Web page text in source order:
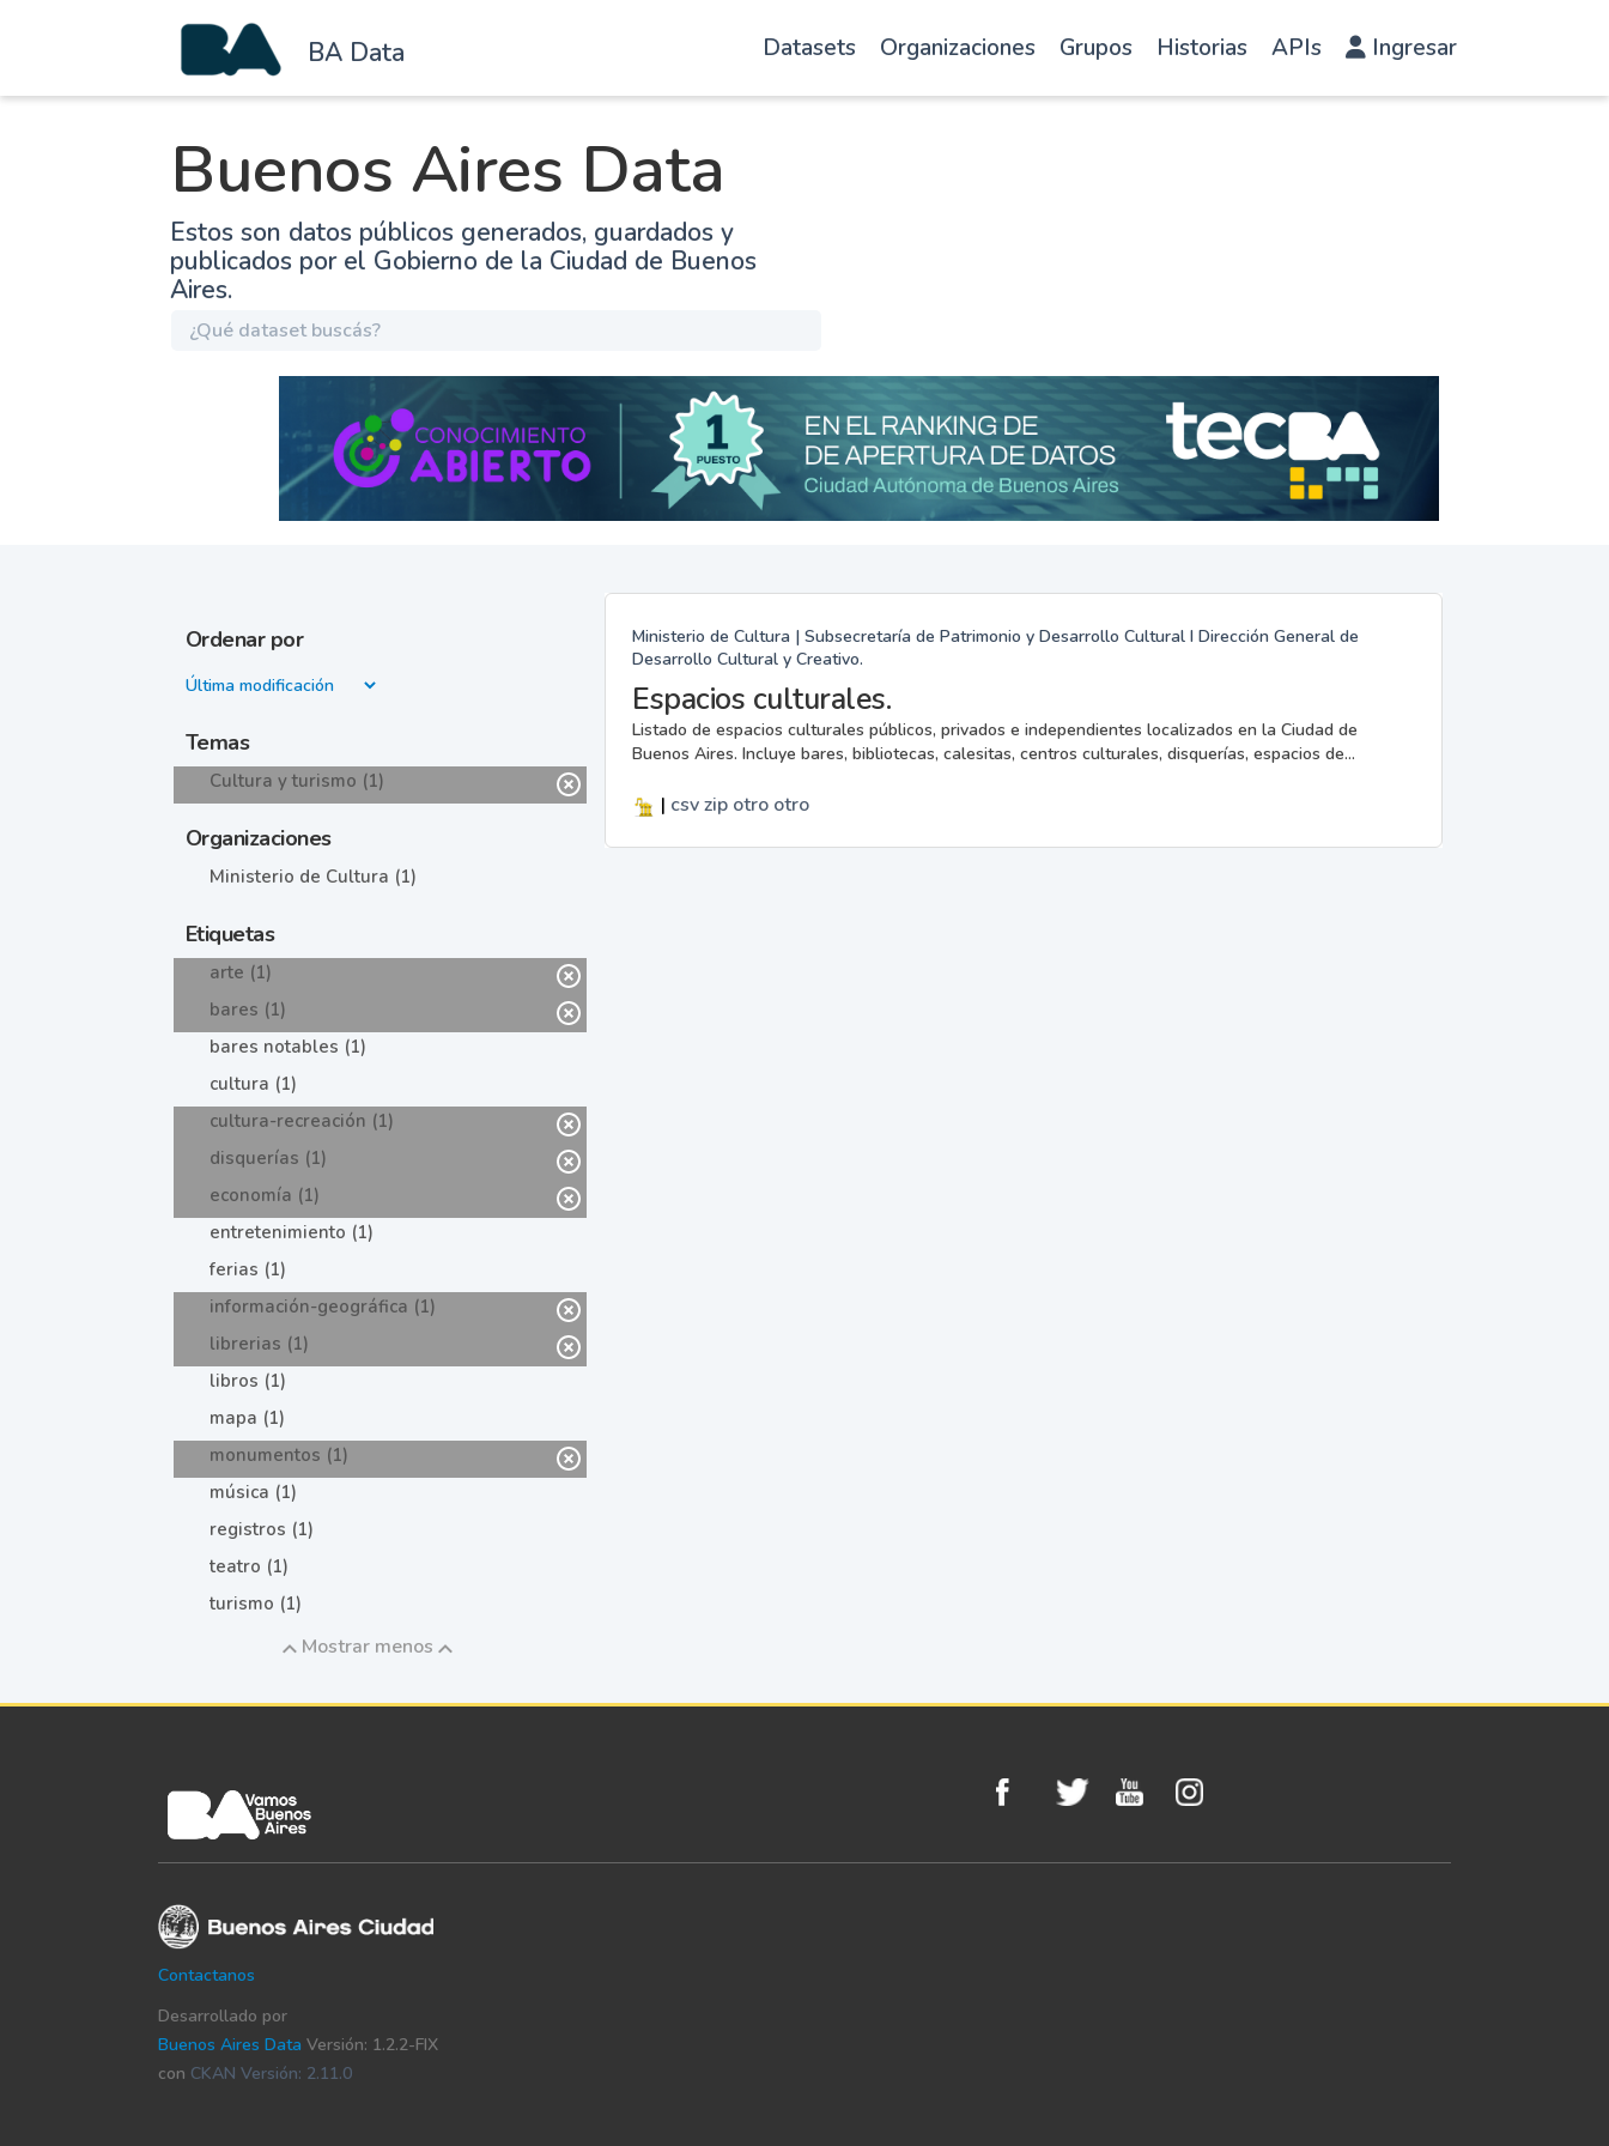
BA Data Datasets Organizaciones Grupos Historias APIs Ingresar
Buenos Aires Data
Estos son datos públicos generados, guardados y
publicados por el Gobierno de la Ciudad de Buenos
Aires.
Ordenar por
Temas
Cultura y turismo (1)
Organizaciones
Ministerio de Cultura (1)
Etiquetas
arte (1)
bares (1)
bares notables (1)
cultura (1)
cultura-recreación (1)
disquerías (1)
economía (1)
entretenimiento (1)
ferias (1)
información-geográfica (1)
librerias (1)
libros (1)
mapa (1)
monumentos (1)
música (1)
registros (1)
teatro (1)
turismo (1)
Mostrar menos
Ministerio de Cultura | Subsecretaría de Patrimonio y Desarrollo Cultural I Dirección General de
Desarrollo Cultural y Creativo.
Espacios culturales.
Listado de espacios culturales públicos, privados e independientes localizados en la Ciudad de
Buenos Aires. Incluye bares, bibliotecas, calesitas, centros culturales, disquerías, espacios de...
| csvzip otro otro
Contactanos
Desarrollado por
Buenos Aires Data Versión: 1.2.2-FIX
con CKAN Versión: 2.11.0